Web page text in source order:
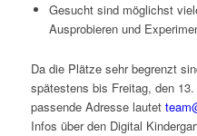
Gesucht sind möglichst
Ausprobieren und
Da die Plätze sehr begrenzt
spätestens bis Freitag, den
passende Adresse lautet
Infos über den Digital